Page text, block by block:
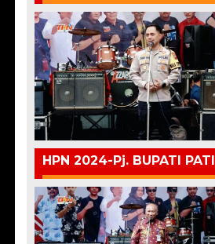
HPN 2024-Pj. BUPATI PATI